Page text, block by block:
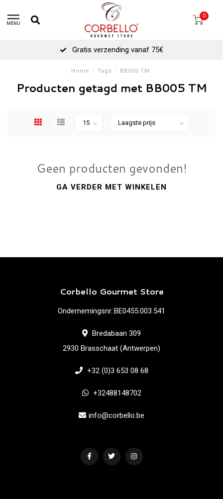
MENU
0
Gratis verzending vanaf 75€
Home / Tags / BB005 TM
Producten getagd met BB005 TM
Geen producten gevonden!
GA VERDER MET WINKELEN
Corbello Gourmet Store
Ondernemingsnr.:BE0455.003.541
Bredabaan 309
2930 Brasschaat (Antwerpen)
+32 (0)3 653 08 68
+32488148702
info@corbello.be